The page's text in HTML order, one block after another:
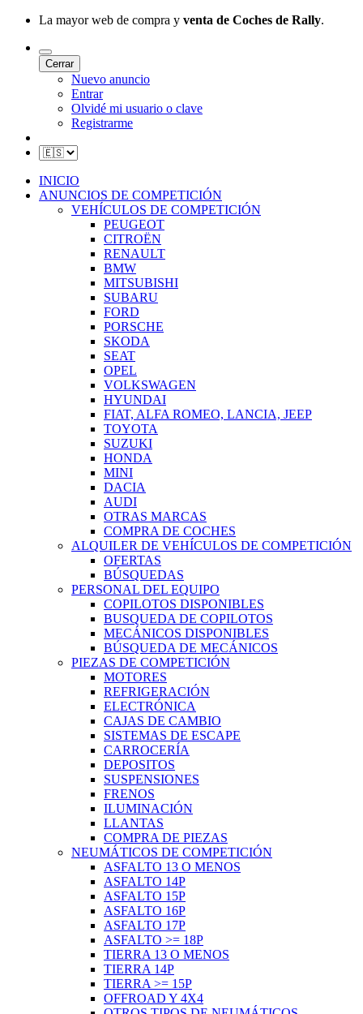
La mayor web de compra y venta de Coches de Rally.
Cerrar
Nuevo anuncio
Entrar
Olvidé mi usuario o clave
Registrarme
INICIO
ANUNCIOS DE COMPETICIÓN
VEHÍCULOS DE COMPETICIÓN
PEUGEOT
CITROËN
RENAULT
BMW
MITSUBISHI
SUBARU
FORD
PORSCHE
SKODA
SEAT
OPEL
VOLKSWAGEN
HYUNDAI
FIAT, ALFA ROMEO, LANCIA, JEEP
TOYOTA
SUZUKI
HONDA
MINI
DACIA
AUDI
OTRAS MARCAS
COMPRA DE COCHES
ALQUILER DE VEHÍCULOS DE COMPETICIÓN
OFERTAS
BÚSQUEDAS
PERSONAL DEL EQUIPO
COPILOTOS DISPONIBLES
BUSQUEDA DE COPILOTOS
MECÁNICOS DISPONIBLES
BÚSQUEDA DE MECÁNICOS
PIEZAS DE COMPETICIÓN
MOTORES
REFRIGERACIÓN
ELECTRÓNICA
CAJAS DE CAMBIO
SISTEMAS DE ESCAPE
CARROCERÍA
DEPOSITOS
SUSPENSIONES
FRENOS
ILUMINACIÓN
LLANTAS
COMPRA DE PIEZAS
NEUMÁTICOS DE COMPETICIÓN
ASFALTO 13 O MENOS
ASFALTO 14P
ASFALTO 15P
ASFALTO 16P
ASFALTO 17P
ASFALTO >= 18P
TIERRA 13 O MENOS
TIERRA 14P
TIERRA >= 15P
OFFROAD Y 4X4